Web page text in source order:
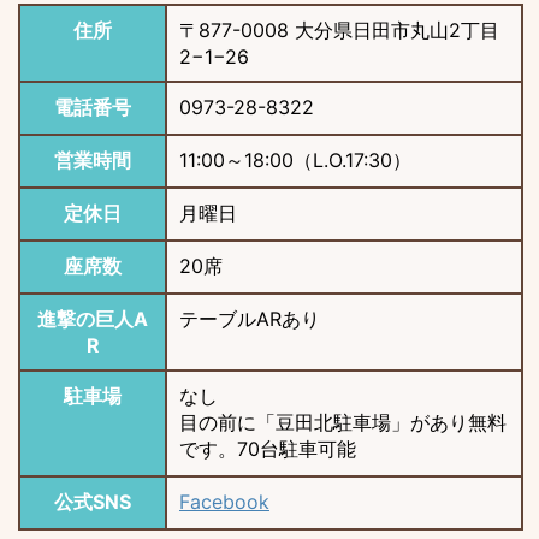
住所
〒877-0008 大分県日田市丸山2丁目
2−1−26
電話番号 0973-28-8322
営業時間 11:00～18:00（L.O.17:30）
定休日 月曜日
座席数 20席
進撃の巨人A
R
テーブルARあり
駐車場
なし
目の前に「豆田北駐車場」があり無料
です。70台駐車可能
公式SNS Facebook